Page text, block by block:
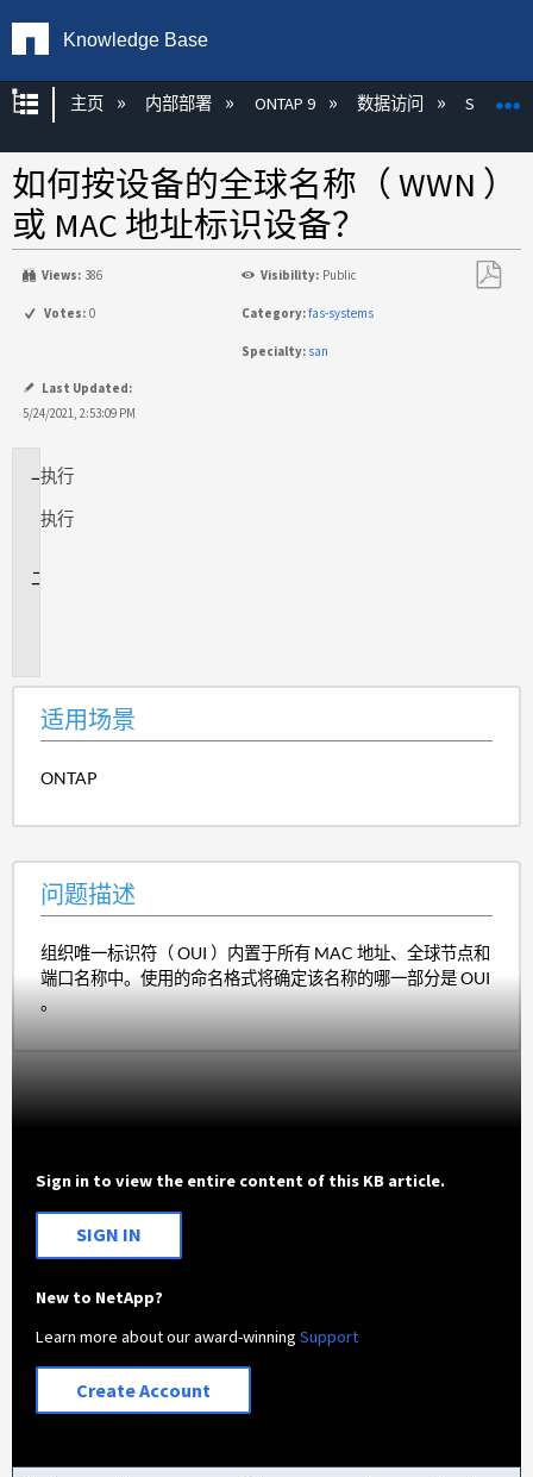
Knowledge Base
扩展/隐缩全局层次
主页 内部部署 ONTAP 9 数据访问 SAN
如何按设备的全球名称（ WWN ）
或 MAC 地址标识设备？
Views: 386 Visibility: Public
Votes: 0 Category:fas-systems
Specialty: san
Last Updated:
5/24/2021, 2:53:09 PM
适
场
执行
执行
适用场景
ONTAP
问题描述
组织唯一标识符（ OUI ）内置于所有 MAC 地址、全球节点和
端口名称中。使用的命名格式将确定该名称的哪一部分是 OUI
。
Sign in to view the entire content of this KB article.
SIGN IN
New to NetApp?
Learn more about our award-winningSupport
Create Account